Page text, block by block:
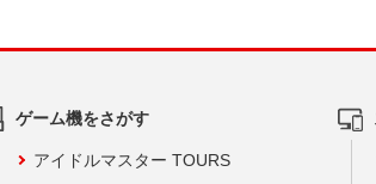
ゲーム機をさがす
アイドルマスター TOURS